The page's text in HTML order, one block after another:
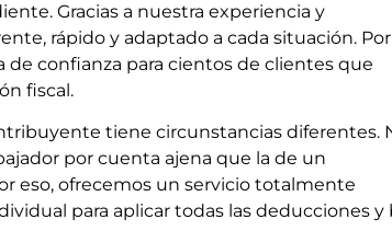
Gracias a nuestra experiencia y
rápido y adaptado a cada situación. Por
de confianza para cientos de clientes que
fiscal.
tiene circunstancias diferentes.
por cuenta ajena que la de un
eso, ofrecemos un servicio totalmente
para aplicar todas las deducciones